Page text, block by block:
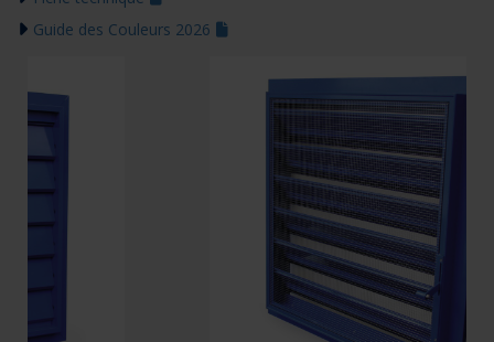
Guide des Couleurs 2026